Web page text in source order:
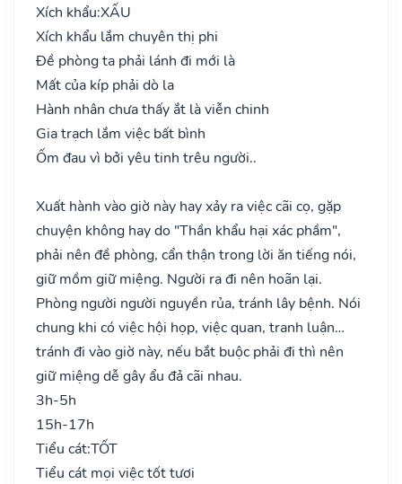
Xích khẩu:XẤU
Xích khẩu lắm chuyên thị phi
Đề phòng ta phải lánh đi mới là
Mất của kíp phải dò la
Hành nhân chưa thấy ắt là viễn chinh
Gia trạch lắm việc bất bình
Ốm đau vì bởi yêu tinh trêu người..
Xuất hành vào giờ này hay xảy ra việc cãi cọ, gặp
chuyện không hay do "Thần khẩu hại xác phầm",
phải nên đề phòng, cẩn thận trong lời ăn tiếng nói,
giữ mồm giữ miệng. Người ra đi nên hoãn lại.
Phòng người người nguyền rủa, tránh lây bệnh. Nói
chung khi có việc hội họp, việc quan, tranh luận…
tránh đi vào giờ này, nếu bắt buộc phải đi thì nên
giữ miệng dễ gây ẩu đả cãi nhau.
3h-5h
15h-17h
Tiểu cát:TỐT
Tiểu cát mọi việc tốt tươi